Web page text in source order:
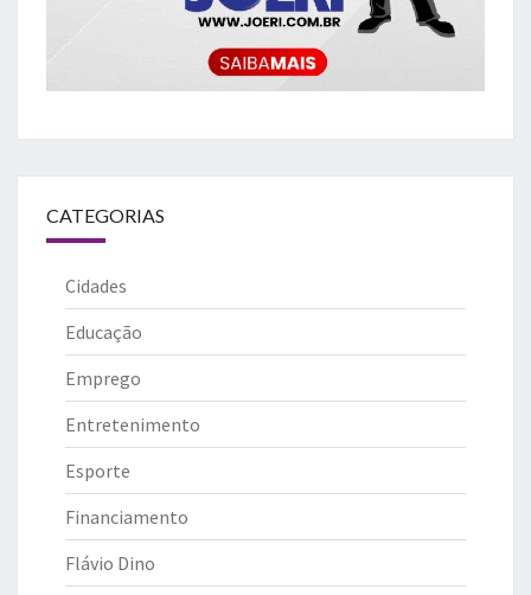
CATEGORIAS
Cidades
Educação
Emprego
Entretenimento
Esporte
Financiamento
Flávio Dino